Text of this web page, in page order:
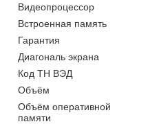
Видеопроцессор
Встроенная память
Гарантия
Диагональ экрана
Код ТН ВЭД
Объём
Объём оперативной
памяти